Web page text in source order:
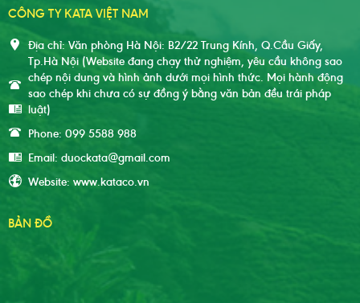
CÔNG TY KATA VIỆT NAM
Địa chỉ: Văn phòng Hà Nội: B2/22 Trung Kính, Q.Cầu Giấy,
Tp.Hà Nội (Website đang chạy thử nghiệm, yêu cầu không sao
chép nội dung và hình ảnh dưới mọi hình thức. Mọi hành động
sao chép khi chưa có sự đồng ý bằng văn bản đều trái pháp
luật)
Phone: 099 5588 988
Email: duockata@gmail.com
Website: www.kataco.vn
BẢN ĐỒ